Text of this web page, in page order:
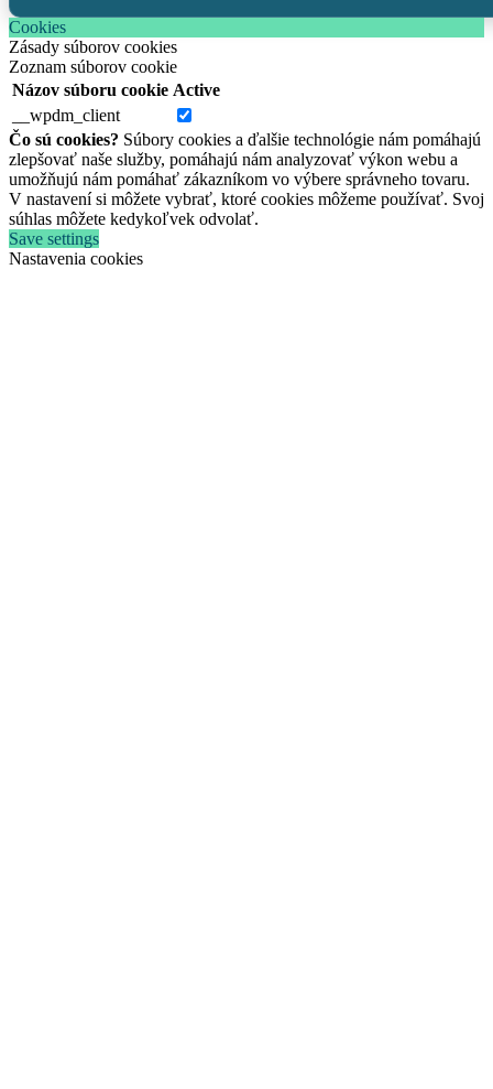
Cookies
Zásady súborov cookies
Zoznam súborov cookie
Názov súboru cookie Active
__wpdm_client
Čo sú cookies? Súbory cookies a ďalšie technológie nám pomáhajú
zlepšovať naše služby, pomáhajú nám analyzovať výkon webu a
umožňujú nám pomáhať zákazníkom vo výbere správneho tovaru.
V nastavení si môžete vybrať, ktoré cookies môžeme používať. Svoj
súhlas môžete kedykoľvek odvolať.
Save settings
Nastavenia cookies